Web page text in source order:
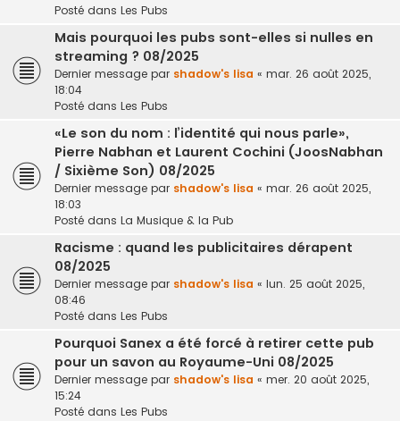
Posté dans Les Pubs
Mais pourquoi les pubs sont-elles si nulles en
streaming ? 08/2025
Dernier message par shadow's lisa « mar. 26 août 2025,
18:04
Posté dans Les Pubs
«Le son du nom : l’identité qui nous parle»,
Pierre Nabhan et Laurent Cochini (JoosNabhan
/ Sixième Son) 08/2025
Dernier message par shadow's lisa « mar. 26 août 2025,
18:03
Posté dans La Musique & la Pub
Racisme : quand les publicitaires dérapent
08/2025
Dernier message par shadow's lisa « lun. 25 août 2025,
08:46
Posté dans Les Pubs
Pourquoi Sanex a été forcé à retirer cette pub
pour un savon au Royaume-Uni 08/2025
Dernier message par shadow's lisa « mer. 20 août 2025,
15:24
Posté dans Les Pubs